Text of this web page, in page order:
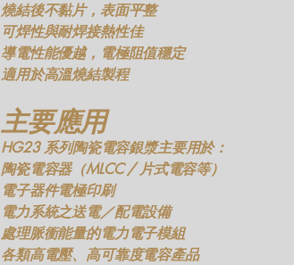
燒結後不黏片，表面平整
可焊性與耐焊接熱性佳
導電性能優越，電極阻值穩定
適用於高溫燒結製程
主要應用
HG23 系列陶瓷電容銀漿主要用於：
陶瓷電容器（MLCC / 片式電容等）
電子器件電極印刷
電力系統之送電／配電設備
處理脈衝能量的電力電子模組
各類高電壓、高可靠度電容產品